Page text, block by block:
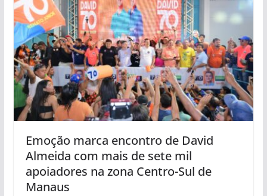
Emoção marca encontro de David
Almeida com mais de sete mil
apoiadores na zona Centro-Sul de
Manaus